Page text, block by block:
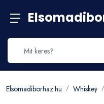
Elsomadiborhaz.hu Whiskey